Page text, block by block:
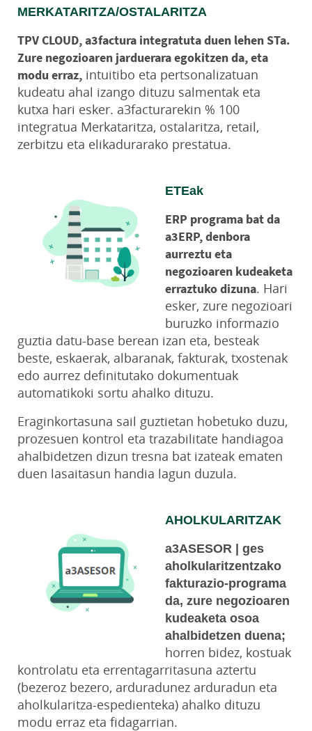
MERKATARITZA/OSTALARITZA
TPV CLOUD, a3factura integratuta duen lehen STa.
Zure negozioaren jarduerara egokitzen da, eta
modu erraz, intuitibo eta pertsonalizatuan
kudeatu ahal izango dituzu salmentak eta
kutxa hari esker. a3facturarekin % 100
integratua Merkataritza, ostalaritza, retail,
zerbitzu eta elikadurarako prestatua.
ETEak
ERP programa bat da
a3ERP, denbora
aurreztu eta
negozioaren kudeaketa
erraztuko dizuna. Hari
esker, zure negozioari
buruzko informazio
guztia datu-base berean izan eta, besteak
beste, eskaerak, albaranak, fakturak, txostenak
edo aurrez definitutako dokumentuak
automatikoki sortu ahalko dituzu.
Eraginkortasuna sail guztietan hobetuko duzu,
prozesuen kontrol eta trazabilitate handiagoa
ahalbidetzen dizun tresna bat izateak ematen
duen lasaitasun handia lagun duzula.
AHOLKULARITZAK
a3ASESOR | ges
aholkularitzentzako
fakturazio-programa
da, zure negozioaren
kudeaketa osoa
ahalbidetzen duena;
horren bidez, kostuak
kontrolatu eta errentagarritasuna aztertu
(bezeroz bezero, arduradunez arduradun eta
aholkularitza-espedienteka) ahalko dituzu
modu erraz eta fidagarrian.